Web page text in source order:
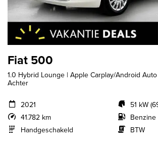
Fiat 500
1.0 Hybrid Lounge | Apple Carplay/Android
Achter
2021
41.782 km
Handgeschakeld
51 kW
Benzine
BTW